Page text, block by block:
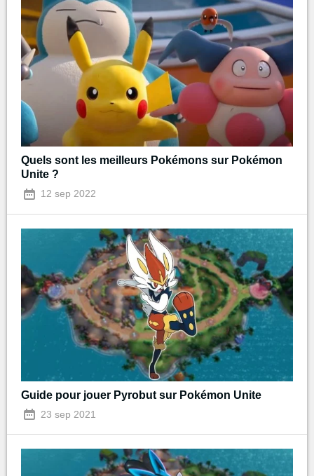
Quels sont les meilleurs Pokémons sur Pokémon
Unite ?
12 sep 2022
Guide pour jouer Pyrobut sur Pokémon Unite
23 sep 2021